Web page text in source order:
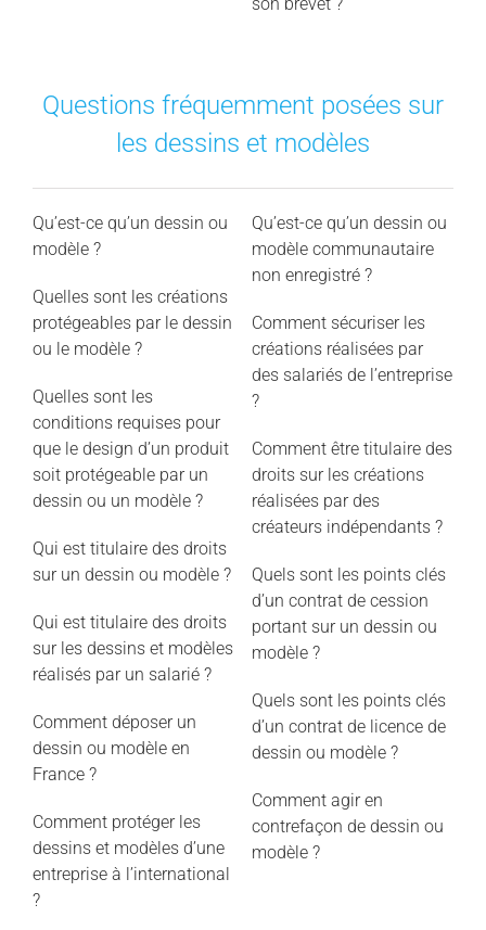
Questions fréquemment posées sur
les dessins et modèles
Qu’est-ce qu’un dessin ou
modèle ?
Quelles sont les créations
protégeables par le dessin
ou le modèle ?
Quelles sont les
conditions requises pour
que le design d’un produit
soit protégeable par un
dessin ou un modèle ?
Qui est titulaire des droits
sur un dessin ou modèle ?
Qui est titulaire des droits
sur les dessins et modèles
réalisés par un salarié ?
Comment déposer un
dessin ou modèle en
France ?
Comment protéger les
dessins et modèles d’une
entreprise à l’international
?
Qu’est-ce qu’un dessin ou
modèle communautaire
non enregistré ?
Comment sécuriser les
créations réalisées par
des salariés de l’entreprise
?
Comment être titulaire des
droits sur les créations
réalisées par des
créateurs indépendants ?
Quels sont les points clés
d’un contrat de cession
portant sur un dessin ou
modèle ?
Quels sont les points clés
d’un contrat de licence de
dessin ou modèle ?
Comment agir en
contrefaçon de dessin ou
modèle ?